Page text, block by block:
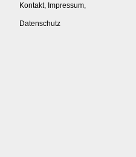
Kontakt, Impressum,
Datenschutz